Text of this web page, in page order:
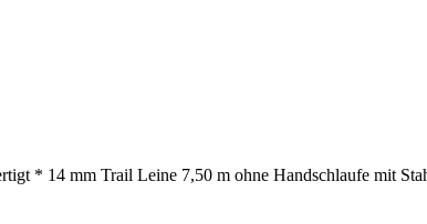
* 14 mm Trail Leine 7,50 m ohne Handschlaufe mit